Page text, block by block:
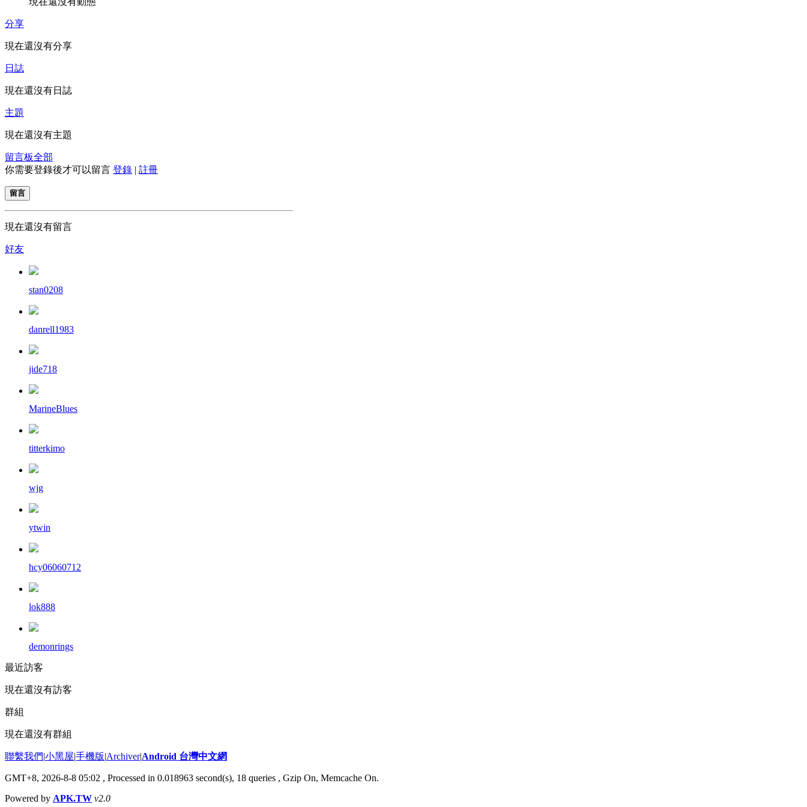
分享
現在還沒有分享
日誌
現在還沒有日誌
主題
現在還沒有主題
留言板全部
你需要登錄後才可以留言 登錄 | 註冊
留言
現在還沒有留言
好友
stan0208
danrell1983
jide718
MarineBlues
titterkimo
wjg
ytwin
hcy06060712
lok888
demonrings
最近訪客
現在還沒有訪客
群組
現在還沒有群組
聯繫我們|小黑屋|手機版|Archiver|Android 台灣中文網
GMT+8, 2026-8-8 05:02 , Processed in 0.018963 second(s), 18 queries , Gzip On, Memcache On.
Powered by APK.TW v2.0